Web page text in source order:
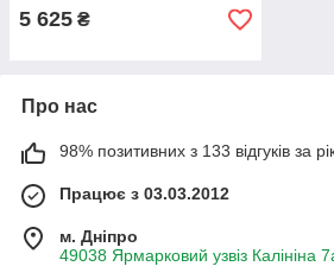
5 625 ₴
Про нас
98% позитивних з 133 відгуків за
Працює з 03.03.2012
м. Дніпро
49038 Ярмарковий узвіз Калініна